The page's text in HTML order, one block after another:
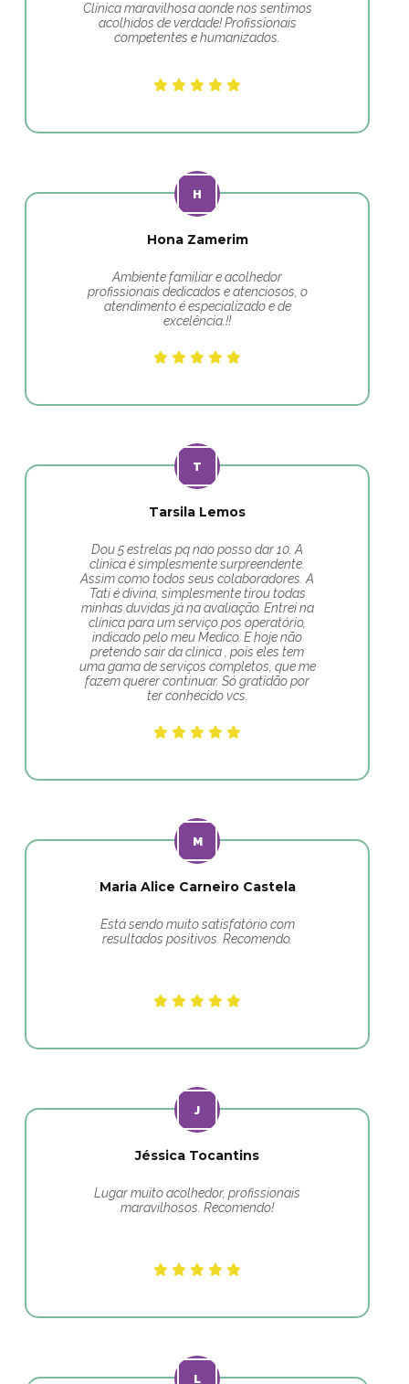
Clínica maravilhosa aonde nos sentimos
acolhidos de verdade! Profissionais
competentes e humanizados.
Hona Zamerim
Ambiente familiar e acolhedor
profissionais dedicados e atenciosos, o
atendimento é especializado e de
excelência.!!
Tarsila Lemos
Dou 5 estrelas pq nao posso dar 10. A
clinica é simplesmente surpreendente.
Assim como todos seus colaboradores. A
Tati é divina, simplesmente tirou todas
minhas duvidas já na avaliação. Entrei na
clínica para um serviço pos operatório,
indicado pelo meu Medico. E hoje não
pretendo sair da clinica , pois eles tem
uma gama de serviços completos, que me
fazem querer continuar. Só gratidão por
ter conhecido vcs.
Maria Alice Carneiro Castela
Está sendo muito satisfatório com
resultados positivos. Recomendo.
Jéssica Tocantins
Lugar muito acolhedor, profissionais
maravilhosos. Recomendo!